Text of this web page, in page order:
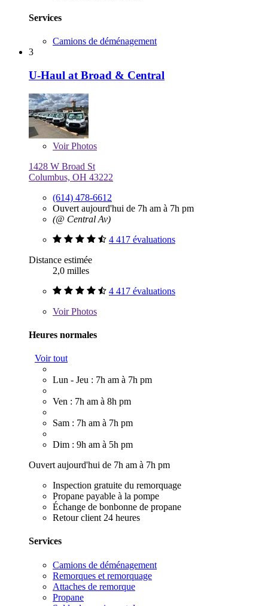
Services
Camions de déménagement
3
U-Haul at Broad & Central
VoirPhotos
1428 W Broad St
Columbus, OH 43222
(614) 478-6612
Ouvert aujourd'hui de 7h am à 7h pm
(@ Central Av)
4 417 évaluations
Distance estimée
2,0 milles
4 417 évaluations
VoirPhotos
Heures normales
Voir tout
Lun - Jeu : 7h am à 7h pm
Ven : 7h am à 8h pm
Sam : 7h am à 7h pm
Dim : 9h am à 5h pm
Ouvert aujourd'hui de 7h am à 7h pm
Inspection gratuite du remorquage
Propane payable à la pompe
Échange de bonbonne de propane
Retour client 24 heures
Services
Camions de déménagement
Remorques et remorquage
Attaches de remorque
Propane